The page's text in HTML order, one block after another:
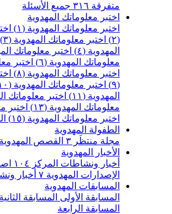
متفرقة ٣١٦ جميع الأسئلة
اختبر معلوماتك المهدوية
اختبر معلوماتك المهدوية (١)
(٢)
اختبر معلوماتك المهدوية (٣)
المهدوية (٤)
اختبر معلوماتك
معلوماتك المهدوية (٦)
اختبر
اختبر معلوماتك المهدوية (٨)
(٩)
اختبر معلوماتك المهدوية (١٠)
المهدوية (١١)
اختبر معلوماتك
معلوماتك المهدوية (١٣)
اختبر
اختبر معلوماتك المهدوية (١٥)
الطفولة المهدوية
مجلة منتظَر ٣ القصص المهدوية
الأخبار المهدوية
أخبار ونشاطات المركز ١٠٤
الإصدارات المهدوية ٧ أخبار
المسابقات المهدوية
المسابقة الأولى المسابقة الثانية
المسابقة الرابعة